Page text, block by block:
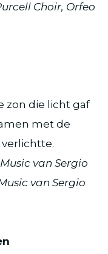
Choir, Orfeo
zon die licht gaf
met de
van Sergio
van Sergio